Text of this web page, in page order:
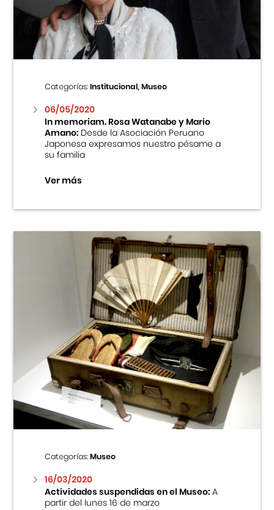
Centro Cultural Peruano Japonés
Cursos
Museo de la Inmigración Japonesa
Fondo Editorial
Teatro Peruano Japonés
Categorías:Institucional, Museo
06/05/2020
In memoriam. Rosa Watanabe y Mario
Amano:Desde la Asociación Peruano
Japonesa expresamos nuestro pésame a
su familia
Ver más
Categorías:Museo
16/03/2020
Actividades suspendidas en el Museo:A
partir del lunes 16 de marzo